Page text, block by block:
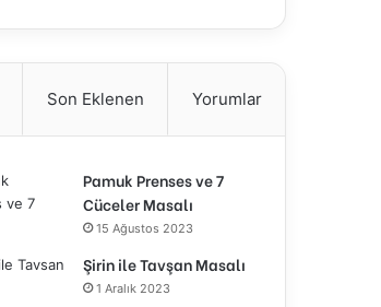
Son Eklenen Yorumlar
Pamuk Prenses ve 7
Cüceler Masalı
15 Ağustos 2023
Şirin ile Tavşan Masalı
1 Aralık 2023